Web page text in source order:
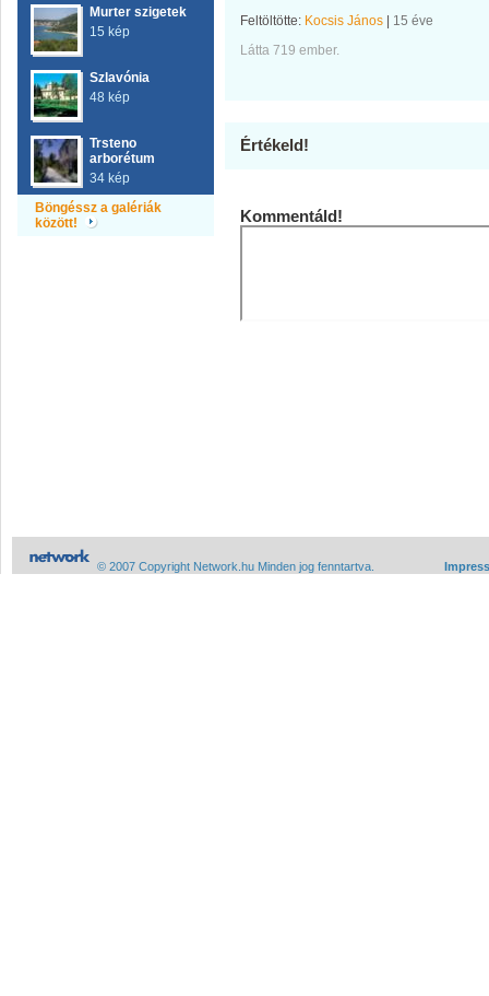
Murter szigetek
15 kép
Szlavónia
48 kép
Trsteno
arborétum
34 kép
Böngéssz a galériák
között!
Feltöltötte: Kocsis János
15 éve
Látta 719 ember.
Értékeld!
Kommentáld!
© 2007 Copyright Network.hu Minden jog fenntartva.